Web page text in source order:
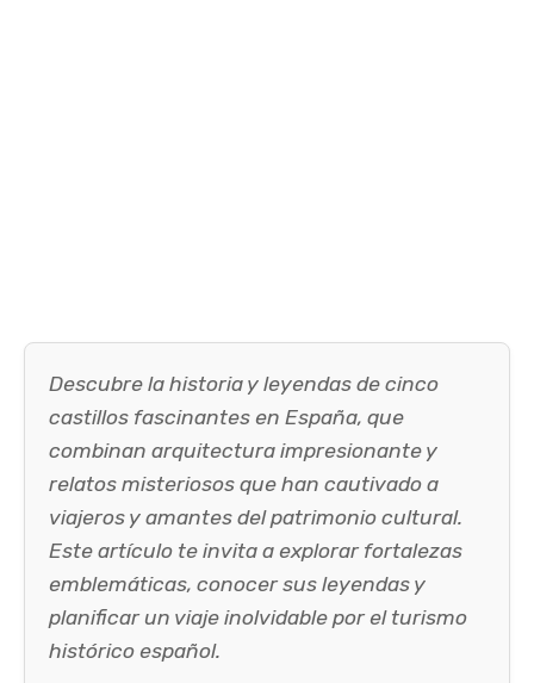
Descubre la historia y leyendas de cinco
castillos fascinantes en España, que
combinan arquitectura impresionante y
relatos misteriosos que han cautivado a
viajeros y amantes del patrimonio cultural.
Este artículo te invita a explorar fortalezas
emblemáticas, conocer sus leyendas y
planificar un viaje inolvidable por el turismo
histórico español.